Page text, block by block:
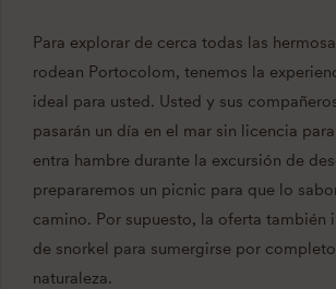
Para explorar de cerca todas las
rodean Portocolom, tenemos la
ideal para usted. Usted y sus
pasarán un día en el mar sin licencia
entra hambre durante la excursión de
prepararemos un picnic para que lo
camino. Por supuesto, la oferta también
de snorkel para sumergirse por
naturaleza.